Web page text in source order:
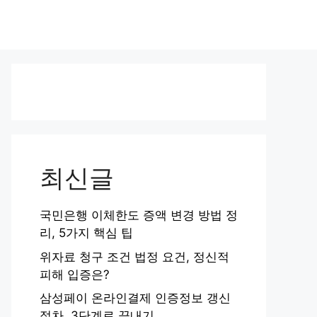
최신글
국민은행 이체한도 증액 변경 방법 정
리, 5가지 핵심 팁
위자료 청구 조건 법정 요건, 정신적
피해 입증은?
삼성페이 온라인결제 인증정보 갱신